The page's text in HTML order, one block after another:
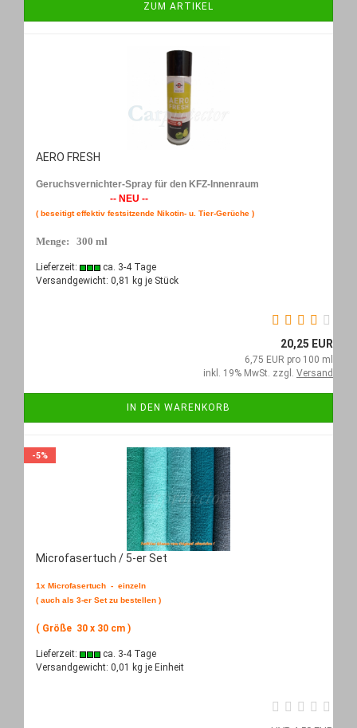
ZUM ARTIKEL
AERO FRESH
Geruchsvernichter-Spray für den KFZ-Innenraum
-- NEU --
( beseitigt effektiv festsitzende Nikotin- u. Tier-Gerüche )
Menge: 300 ml
Lieferzeit:
ca. 3-4 Tage
Versandgewicht: 0,81 kg je Stück
20,25 EUR
6,75 EUR pro 100 ml
inkl. 19% MwSt. zzgl. Versand
IN DEN WARENKORB
-5%
Microfasertuch / 5-er Set
1x Microfasertuch - einzeln
( auch als 3-er Set zu bestellen )
( Größe 30 x 30 cm )
Lieferzeit:
ca. 3-4 Tage
Versandgewicht: 0,01 kg je Einheit